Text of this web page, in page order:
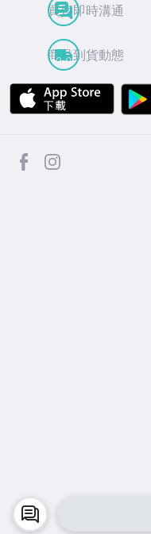
買賣即時溝通
商品到貨動態
APP
facebook